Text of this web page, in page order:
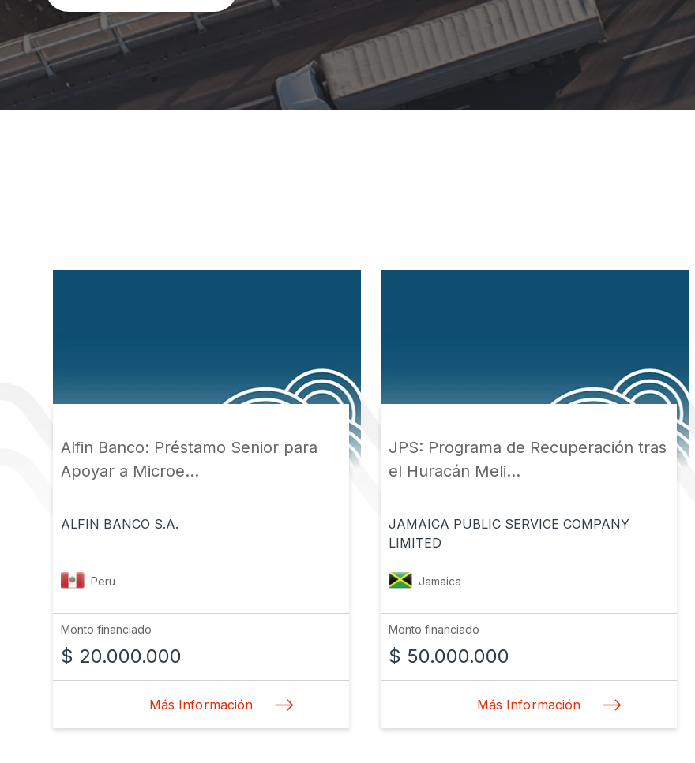
Alfin Banco: Préstamo Senior para
Apoyar a Microe...
ALFIN BANCO S.A.
Peru
Monto financiado
$ 20.000.000
Más Información
JPS: Programa de Recuperación tras
el Huracán Meli...
JAMAICA PUBLIC SERVICE COMPANY
LIMITED
Jamaica
Monto financiado
$ 50.000.000
Más Información